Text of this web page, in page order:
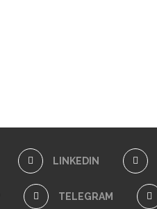
LINKEDIN
TELEGRAM